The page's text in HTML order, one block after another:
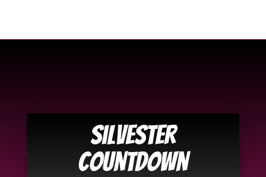
Silvester
Countdown